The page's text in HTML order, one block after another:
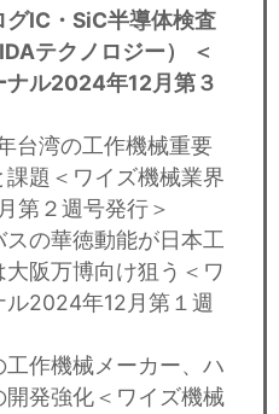
グIC・SiC半導体検査
テクノロジー） ＜
ナル2024年12月第３
台湾の工作機械重要
題＜ワイズ機械業界
第２週号発行＞
の華徳動能が日本工
阪万博向け狙う＜ワ
ル2024年12月第１週
作機械メーカー、ハ
発強化＜ワイズ機械